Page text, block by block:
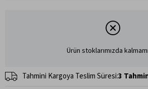
Ürün stoklarımızda
Tahmini Kargoya Teslim Süresi:3